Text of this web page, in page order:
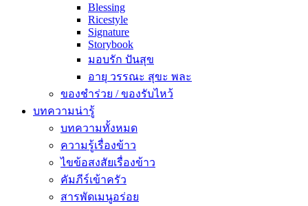
Blessing
Ricestyle
Signature
Storybook
มอบรัก ปันสุข
อายุ วรรณะ สุขะ พละ
ของชำร่วย / ของรับไหว้
บทความน่ารู้
บทความทั้งหมด
ความรู้เรื่องข้าว
ไขข้อสงสัยเรื่องข้าว
คัมภีร์เข้าครัว
สารพัดเมนูอร่อย